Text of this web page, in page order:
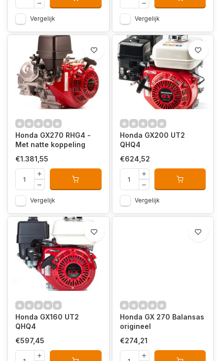
Vergelijk Vergelijk
Honda GX270 RHG4 -
Met natte koppeling
€1.381,55
Vergelijk
Honda GX200 UT2
QHQ4
€624,52
Vergelijk
Honda GX160 UT2
QHQ4
€597,45
Honda GX 270 Balansas
origineel
€274,21